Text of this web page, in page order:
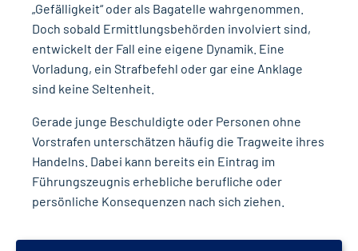
„Gefälligkeit“ oder als Bagatelle wahrgenommen.
Doch sobald Ermittlungsbehörden involviert sind,
entwickelt der Fall eine eigene Dynamik. Eine
Vorladung, ein Strafbefehl oder gar eine Anklage
sind keine Seltenheit.
Gerade junge Beschuldigte oder Personen ohne
Vorstrafen unterschätzen häufig die Tragweite ihres
Handelns. Dabei kann bereits ein Eintrag im
Führungszeugnis erhebliche berufliche oder
persönliche Konsequenzen nach sich ziehen.